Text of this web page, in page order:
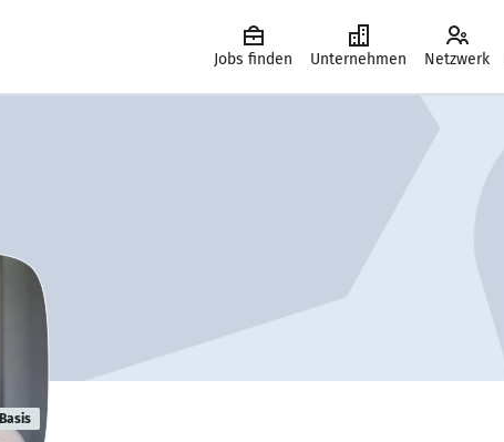
Jobs finden Unternehmen Netzwerk
Basis